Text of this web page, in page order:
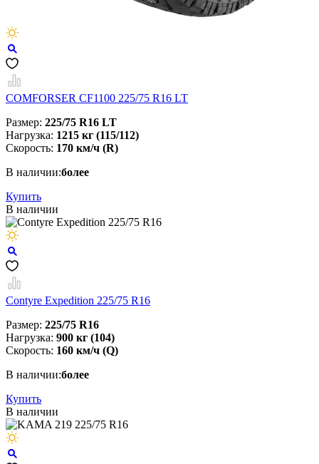
COMFORSER CF1100 225/75 R16 LT
Размер: 225/75 R16 LT
Нагрузка: 1215 кг (115/112)
Скорость: 170 км/ч (R)
В наличии:более
Купить
В наличии
Contyre Expedition 225/75 R16
Размер: 225/75 R16
Нагрузка: 900 кг (104)
Скорость: 160 км/ч (Q)
В наличии:более
Купить
В наличии